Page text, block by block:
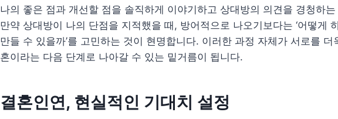
나의 좋은 점과 개선할 점을 솔직하게 이야기하고 상대방의 의견을 경청하
만약 상대방이 나의 단점을 지적했을 때, 방어적으로 나오기보다는 ‘어떻게
만들 수 있을까’를 고민하는 것이 현명합니다. 이러한 과정 자체가 서로를 더
혼이라는 다음 단계로 나아갈 수 있는 밑거름이 됩니다.
결혼인연, 현실적인 기대치 설정